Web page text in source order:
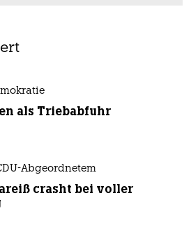
als Triebabfuhr
Abgeordnetem
crasht bei voller